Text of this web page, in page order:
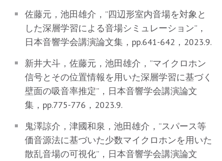
佐藤元，池田雄介，”四辺形室内音場を対象と
した深層学習による音場シミュレーション”，
日本音響学会講演論文集，pp.641-642，2023.9.
新井大斗，佐藤元，池田雄介，”マイクロホン
信号とその位置情報を用いた深層学習に基づく
壁面の吸音率推定”，日本音響学会講演論文
集，pp.775-776，2023.9.
鬼澤諒介，津國和泉，池田雄介，”スパース等
価音源法に基づいた少数マイクロホンを用いた
散乱音場の可視化”，日本音響学会講演論文